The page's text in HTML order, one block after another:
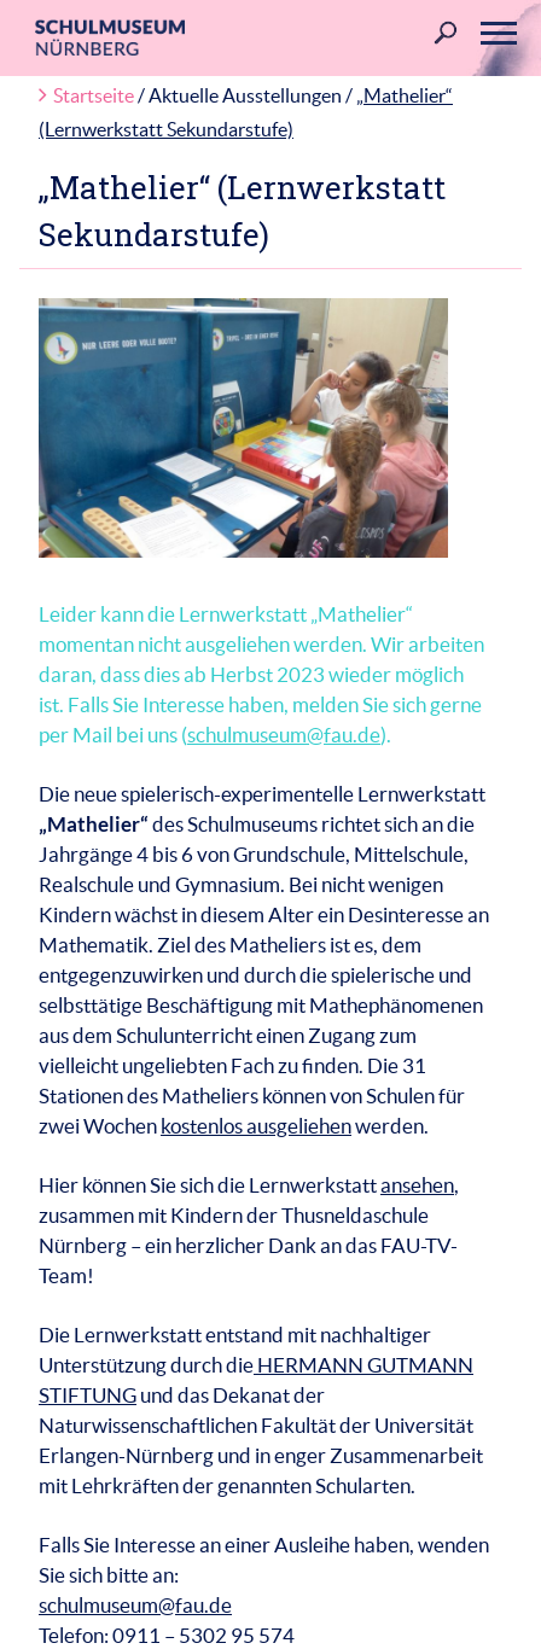
content
Startseite/ Aktuelle Ausstellungen / „Mathelier“
(Lernwerkstatt Sekundarstufe)
„Mathelier“ (Lernwerkstatt
Sekundarstufe)
Leider kann die Lernwerkstatt „Mathelier“
momentan nicht ausgeliehen werden. Wir arbeiten
daran, dass dies ab Herbst 2023 wieder möglich
ist. Falls Sie Interesse haben, melden Sie sich gerne
per Mail bei uns (schulmuseum@fau.de).
Die neue spielerisch-experimentelle Lernwerkstatt
„Mathelier“ des Schulmuseums richtet sich an die
Jahrgänge 4 bis 6 von Grundschule, Mittelschule,
Realschule und Gymnasium. Bei nicht wenigen
Kindern wächst in diesem Alter ein Desinteresse an
Mathematik. Ziel des Matheliers ist es, dem
entgegenzuwirken und durch die spielerische und
selbsttätige Beschäftigung mit Mathephänomenen
aus dem Schulunterricht einen Zugang zum
vielleicht ungeliebten Fach zu finden. Die 31
Stationen des Matheliers können von Schulen für
zwei Wochen kostenlos ausgeliehenwerden.
Hier können Sie sich die Lernwerkstattansehen,
zusammen mit Kindern der Thusneldaschule
Nürnberg – ein herzlicher Dank an das FAU-TV-
Team!
Die Lernwerkstatt entstand mit nachhaltiger
Unterstützung durch die HERMANN GUTMANN
STIFTUNG und das Dekanat der
Naturwissenschaftlichen Fakultät der Universität
Erlangen-Nürnberg und in enger Zusammenarbeit
mit Lehrkräften der genannten Schularten.
Falls Sie Interesse an einer Ausleihe haben, wenden
Sie sich bitte an:
schulmuseum@fau.de
Telefon: 0911 – 5302 95 574